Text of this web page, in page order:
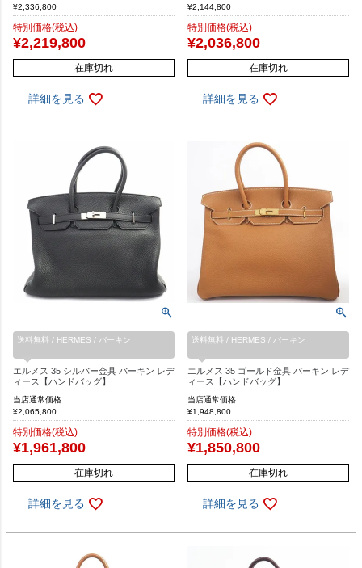
¥2,336,800
特別価格(税込)
¥2,219,800
在庫切れ
詳細を見る
¥2,144,800
特別価格(税込)
¥2,036,800
在庫切れ
詳細を見る
送料無料 / HERMES / バーキン
エルメス 35 シルバー金具 バーキン レデ
ィース【ハンドバッグ】
当店通常価格
¥2,065,800
特別価格(税込)
¥1,961,800
在庫切れ
詳細を見る
送料無料 / HERMES / バーキン
エルメス 35 ゴールド金具 バーキン レデ
ィース【ハンドバッグ】
当店通常価格
¥1,948,800
特別価格(税込)
¥1,850,800
在庫切れ
詳細を見る